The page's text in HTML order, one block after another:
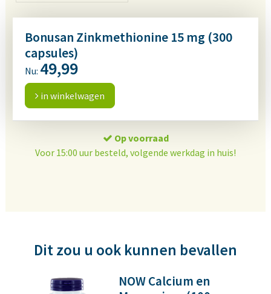
Bonusan Zinkmethionine 15 mg (300
capsules)
Nu: 49,99
in winkelwagen
Op voorraad
Voor 15:00 uur besteld, volgende werkdag in huis!
Dit zou u ook kunnen bevallen
NOW Calcium en